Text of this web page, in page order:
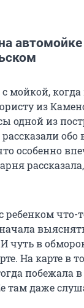
она
вывезли
21-
нее
молодые
и
на видео
бы не
дело
всего,
После того
мойкой,
из
одной из
особенно
что-
чуть в
На карте в
побежала
там даже